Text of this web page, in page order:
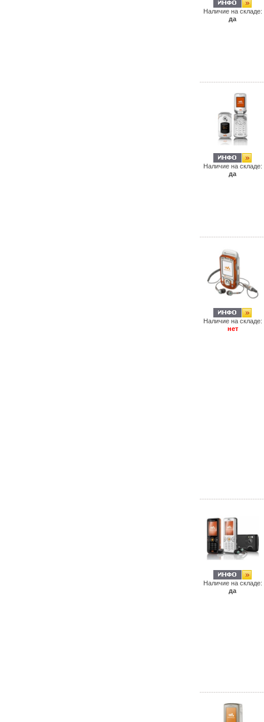
Наличие на складе:
да
Наличие на складе:
да
Наличие на складе:
нет
Наличие на складе:
да